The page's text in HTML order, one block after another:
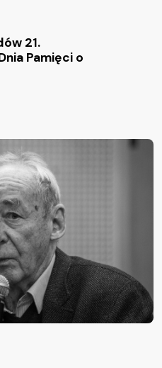
21.
Pamięci o